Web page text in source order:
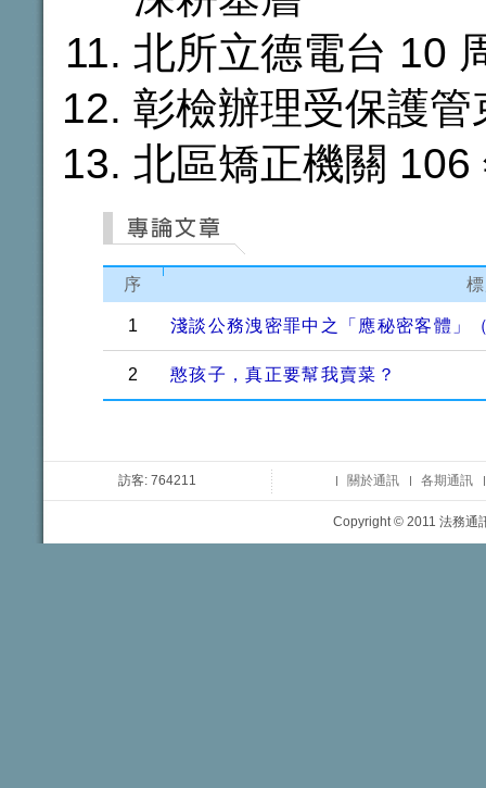
北所立德電台 10
彰檢辦理受保護
北區矯正機關
序
1 淺談公務洩密罪中之「應秘密客體」
2 憨孩子，真正要幫我賣菜？
訪客: 764211 關於通訊 各期通訊
Copyright © 2011 法務